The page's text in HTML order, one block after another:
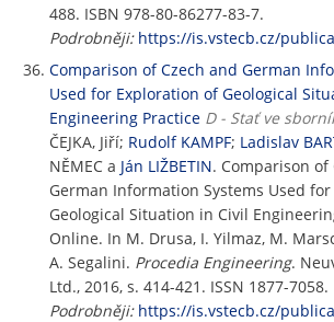
488. ISBN 978-80-86277-83-7.
Podrobněji: https://is.vstecb.cz/
Comparison of Czech and German
Used for Exploration of Geological
Engineering Practice D - Stať ve
ČEJKA, Jiří; Rudolf KAMPF; Ladislav
NĚMEC a Ján LIŽBETIN. Comparison of
German Information Systems Used
Geological Situation in Civil
Online. In M. Drusa, I. Yilmaz, M.
A. Segalini. Procedia Engineering.
Ltd., 2016, s. 414-421. ISSN 1877-7058.
Podrobněji: https://is.vstecb.cz/